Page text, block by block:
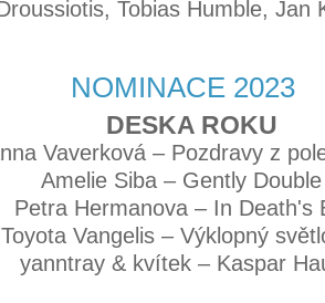
Tobias Humble, Jan
NOMINACE 2023
DESKA ROKU
Vaverková – Pozdravy z
Amelie Siba – Gently
Petra Hermanova – In Death's
Toyota Vangelis – Výklopný
yanntray & kvítek – Kaspar